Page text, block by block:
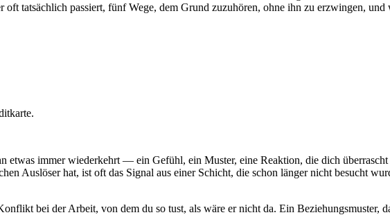
tatsächlich passiert, fünf Wege, dem Grund zuzuhören, ohne ihn zu erzwingen,
etwas immer wiederkehrt — ein Gefühl, ein Muster, eine Reaktion, die dich
Auslöser hat, ist oft das Signal aus einer Schicht, die schon länger nicht besucht
bei der Arbeit, von dem du so tust, als wäre er nicht da. Ein Beziehungsmuster,